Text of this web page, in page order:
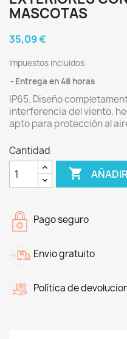
MASCOTAS
35,09 €
Impuestos incluidos
Entrega en 48 horas
IP65. Diseño
interferencia del viento,
apto para protección al
Cantidad

Pago seguro
Envio gratuito
Política de